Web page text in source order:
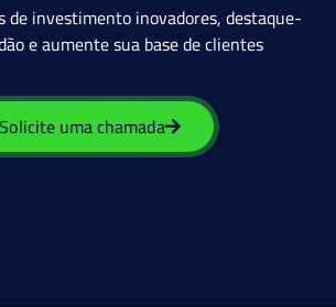
de investimento inovadores, destaque-
e aumente sua base de clientes
Solicite uma chamada